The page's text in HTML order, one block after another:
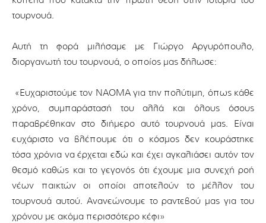
τουρνουά.
Αυτή τη φορά μιλήσαμε με Γιώργο Αργυρόπουλο,
διοργανωτή του τουρνουά, ο οποίος μας δήλωσε:
«Ευχαριστούμε τον ΝΑΟΜΑ για την πολύτιμη, όπως κάθε
χρόνο, συμπαράστασή του αλλά και όλους όσους
παραβρέθηκαν στο διήμερο αυτό τουρνουά μας. Είναι
ευχάριστο να βλέπουμε ότι ο κόσμος δεν κουράστηκε
τόσα χρόνια να έρχεται εδώ και έχει αγκαλιάσει αυτόν τον
θεσμό καθώς και το γεγονός ότι έχουμε μια συνεχή ροή
νέων παικτών οι οποίοι αποτελούν το μέλλον του
τουρνουά αυτού. Ανανεώνουμε το ραντεβού μας για του
χρόνου με ακόμα περισσότερο κέφι»